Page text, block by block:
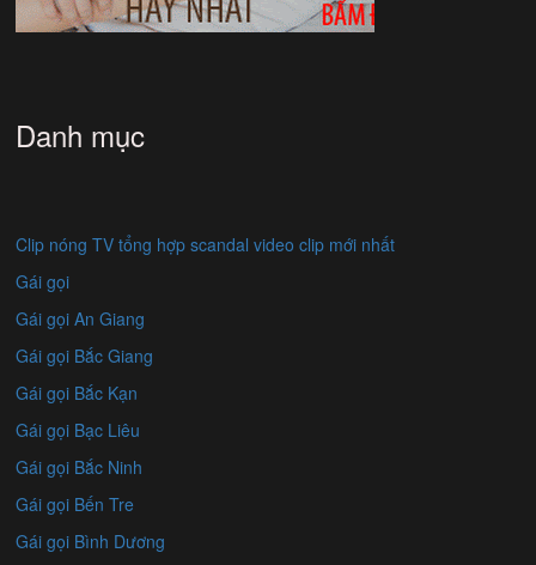
Danh mục
Clip nóng TV tổng hợp scandal video clip mới nhất
Gái gọi
Gái gọi An Giang
Gái gọi Bắc Giang
Gái gọi Bắc Kạn
Gái gọi Bạc Liêu
Gái gọi Bắc Ninh
Gái gọi Bến Tre
Gái gọi Bình Dương